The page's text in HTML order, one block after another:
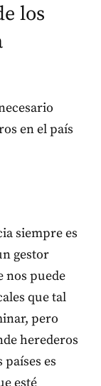
los
en el país
siempre es
gestor
nos puede
que tal
pero
herederos
es
esté